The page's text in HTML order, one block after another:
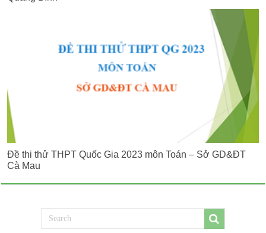
Đề thi thử THPT Quốc Gia 2023 môn Toán – Sở GD&ĐT
Cà Mau